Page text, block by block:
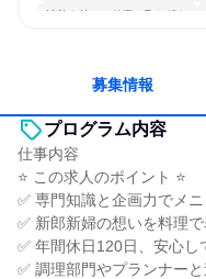
情熱を持って仕事に取り組む
募集情報
プログラム内容
仕事内容
⭐ この求人のポイント ⭐
✅ 専門知識と企画力でメ
✅ 新郎新婦の想いを料理
✅ 年間休日120日、安心し
✅ 調理部門やプランナー